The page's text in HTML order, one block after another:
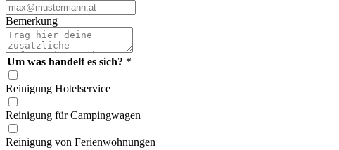
Bemerkung
Um was handelt es sich? *
Reinigung Hotelservice
Reinigung für Campingwagen
Reinigung von Ferien­wohnungen